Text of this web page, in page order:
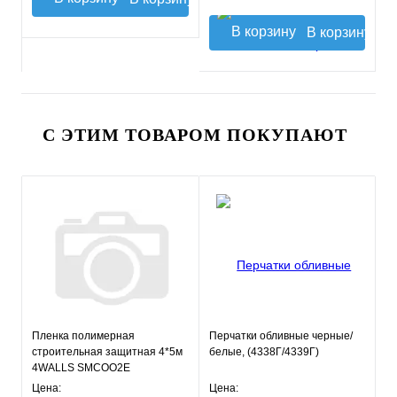
В корзину
С ЭТИМ ТОВАРОМ ПОКУПАЮТ
Пленка полимерная
строительная защитная 4*5м
4WALLS SMCOO2E
Цена:
Перчатки обливные черные/
белые, (4338Г/4339Г)
Цена: